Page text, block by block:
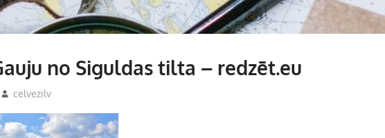
no Siguldas tilta – redzēt.eu
celvezilv